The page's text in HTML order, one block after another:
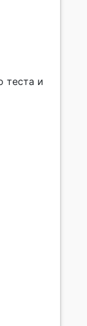
теста и